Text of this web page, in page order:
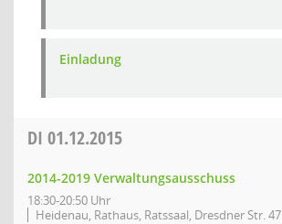
Einladung
DI 01.12.2015
2014-2019 Verwaltungsausschuss
18:30-20:50 Uhr
Heidenau, Rathaus, Ratssaal, Dresdner Str. 47